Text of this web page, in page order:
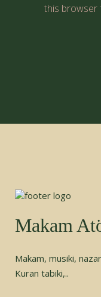
this browser
Makam
Makam, musiki,
Kuran tabiki,..